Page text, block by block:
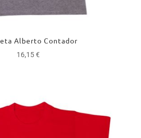
Alberto Contador
16,15€